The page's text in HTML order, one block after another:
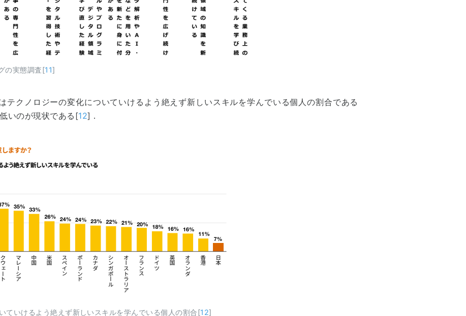
の実態調査[11]
テクノロジーの変化についていけるよう絶えず新しいスキルを学んでいる個人の割合である
いのが現状である[12]．
いけるよう絶えず新しいスキルを学んでいる個人の割合[12]